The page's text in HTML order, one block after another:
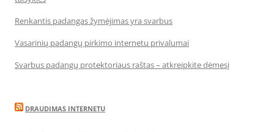
Renkantis padangas žymėjimas yra svarbus
Vasarinių padangų pirkimo internetu privalumai
Svarbus padangų protektoriaus raštas – atkreipkite dėmesį
DRAUDIMAS INTERNETU